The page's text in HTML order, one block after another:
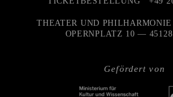
Gefördert von
THEATER UND PHILHARMONIE
OPERNPLATZ 10 —